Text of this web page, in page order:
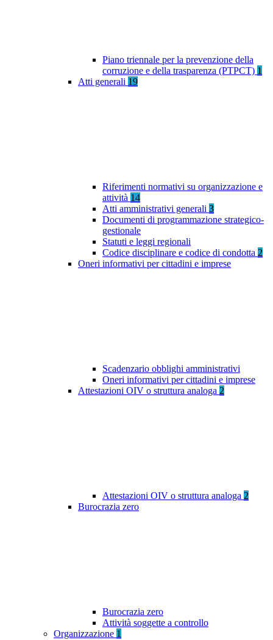
Piano triennale per la prevenzione della
corruzione e della trasparenza (PTPCT) 1
Atti generali 19
Riferimenti normativi su organizzazione e
attività 14
Atti amministrativi generali 3
Documenti di programmazione strategico-
gestionale
Statuti e leggi regionali
Codice disciplinare e codice di condotta 2
Oneri informativi per cittadini e imprese
Scadenzario obblighi amministrativi
Oneri informativi per cittadini e imprese
Attestazioni OIV o struttura analoga 2
Attestazioni OIV o struttura analoga 2
Burocrazia zero
Burocrazia zero
Attività soggette a controllo
Organizzazione 1